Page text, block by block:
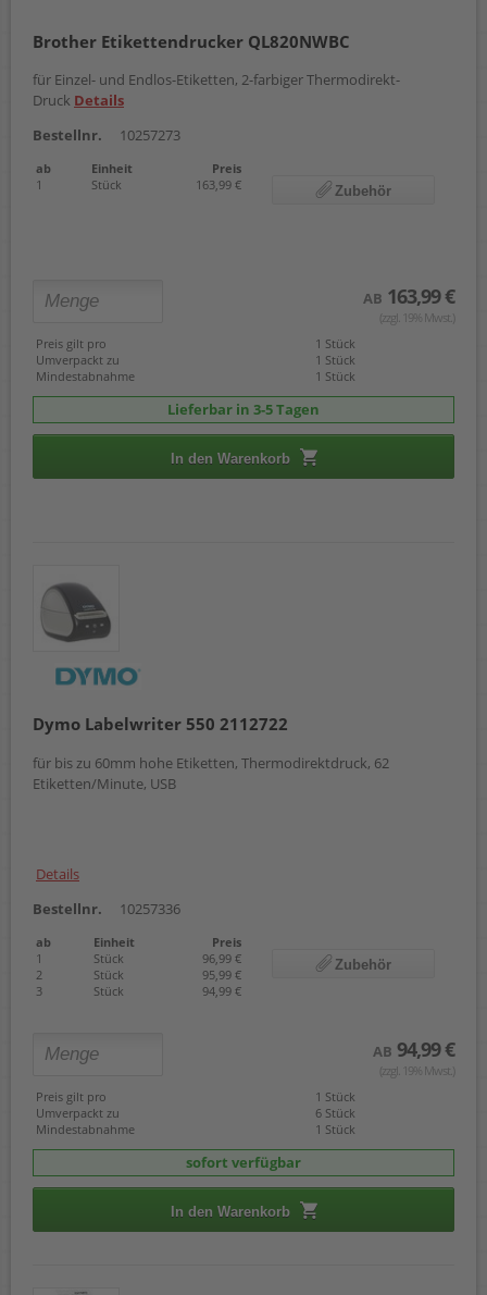
Brother Etikettendrucker QL820NWBC
für Einzel- und Endlos-Etiketten, 2-farbiger Thermodirekt-
Druck Details
Bestellnr.
10257273
ab Einheit
Preis
1
Stück 163,99 € Zubehör
AB 163,99 €
(zzgl. 19% Mwst.)
Preis gilt pro
1 Stück
Umverpackt zu
1 Stück
Mindestabnahme
1 Stück
Lieferbar in 3-5 Tagen
In den Warenkorb
Dymo Labelwriter 550 2112722
für bis zu 60mm hohe Etiketten, Thermodirektdruck, 62
Etiketten/Minute, USB
Details
Bestellnr.
10257336
ab Einheit
Preis
1
Stück
96,99 €
2
Stück
95,99 €
3
Stück 94,99 €
Zubehör
AB 94,99 €
(zzgl. 19% Mwst.)
Preis gilt pro
1 Stück
Umverpackt zu
6 Stück
Mindestabnahme
1 Stück
sofort verfügbar
In den Warenkorb